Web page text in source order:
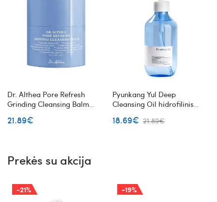
Dr. Althea Pore Refresh
Grinding Cleansing Balm
balzamas
21.89€
Pyunkang Yul Deep
Cleansing Oil hidrofilinis
18.69€ 21.89€
Prekės su akcija
-21% -19%